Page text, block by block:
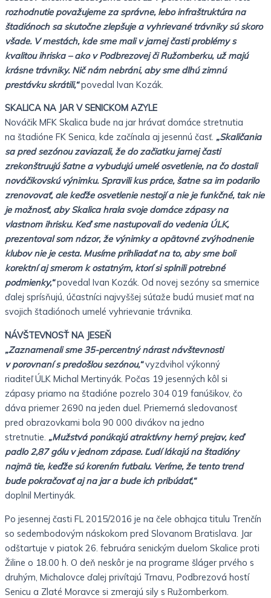
rozhodnutie považujeme za správne, lebo infraštruktúra na
štadiónoch sa skutočne zlepšuje a vyhrievané trávniky sú skoro
všade. V mestách, kde sme maliv jarnej časti problémy s
kvalitou ihriska – ako vPodbrezovej či Ružomberku, už majú
krásne trávniky. Nič nám nebráni, aby sme dlhú zimnú
prestávku skrátili,“povedal Ivan Kozák.
SKALICA NA JAR V SENICKOM AZYLE
Nováčik MFK Skalica bude na jar hrávať domáce stretnutia
na štadióne FK Senica, kde začínala aj jesennú časť. „Skaličania
sa pred sezónou zaviazali, že do začiatku jarnejčasti
zrekonštruujú šatne a vybudujú umelé osvetlenie, na čodostali
nováčikovskú výnimku. Spravili kus práce, šatne sa im podarilo
zrenovovať, ale keďže osvetlenie nestojí a nie je funkčné, tak nie
je možnosť, aby Skalica hrala svoje domáce zápasy na
vlastnom ihrisku. Keď sme nastupovali do vedenia ÚLK,
prezentoval som názor, že výnimky a opätovnézvýhodnenie
klubov nie je cesta. Musíme prihliadať na to, aby sme boli
korektní aj smerom k ostatným, ktorí si splnilipotrebné
podmienky,“povedal Ivan Kozák. Od novej sezóny sa smernice
ďalej sprísňujú, účastníci najvyššej súťaže budú musieť mať na
svojich štadiónoch umelé vyhrievanie trávnika.
NÁVŠTEVNOSŤ NA JESEŇ
„Zaznamenali sme 35-percentný nárast návštevnosti
vporovnaní s predošlou sezónou,“vyzdvihol výkonný
riaditeľÚLK Michal Mertinyák. Počas 19 jesenných kôl si
zápasy priamo na štadióne pozrelo 304 019 fanúšikov, čo
dáva priemer 2690 na jeden duel. Priemerná sledovanosť
pred obrazovkami bola 90 000 divákov na jedno
stretnutie. „Mužstvá ponúkajú atraktívny herný prejav, keď
padlo 2,87gólu v jednom zápase. Ľudí lákajú na štadióny
najmä tie, keďže sú korením futbalu. Veríme, že tento trend
bude pokračovať aj na jar a bude ich pribúdať,“
doplnil Mertinyák.
Po jesennej časti FL 2015/2016 je na čele obhajca titulu Trenčín
so sedembodovým náskokom pred Slovanom Bratislava. Jar
odštartuje v piatok 26. februára senickým duelom Skalice proti
Žiline o 18.00 h. O deň neskôr je na programe šláger prvého s
druhým, Michalovce ďalej privítajú Trnavu, Podbrezová hostí
Senicu a Zlaté Moravce si zmerajú sily s Ružomberkom.